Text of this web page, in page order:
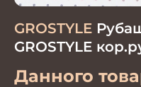
GROSTYLE
GROSTYLE
Данного